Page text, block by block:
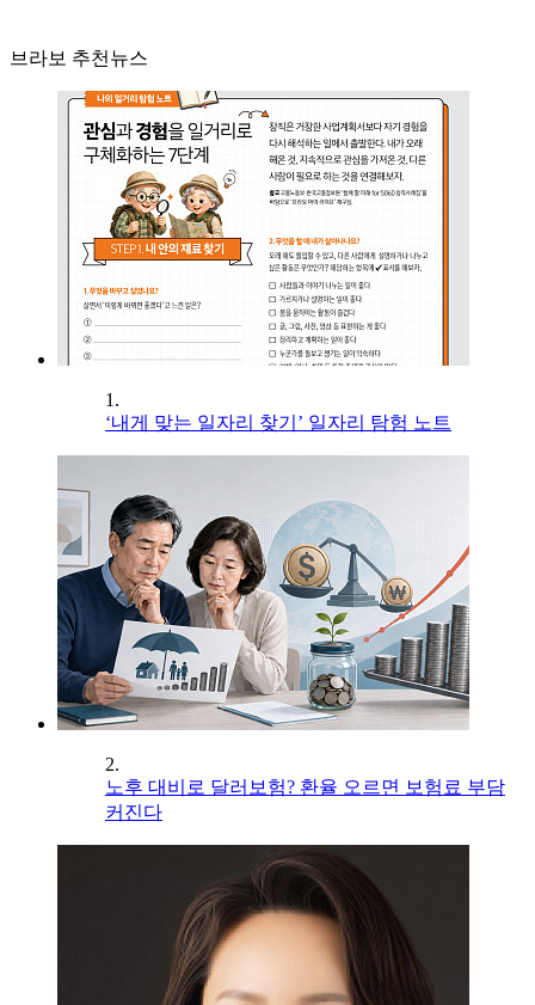
브라보 추천뉴스
1.
‘내게 맞는 일자리 찾기’ 일자리 탐험 노트
2.
노후 대비로 달러보험? 환율 오르면 보험료 부담
커진다